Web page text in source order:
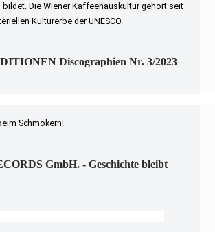
Die Wiener Kaffeehauskultur gehört seit
Kulturerbe der UNESCO.
Discographien Nr. 3/2023
Schmökern!
GmbH. - Geschichte bleibt